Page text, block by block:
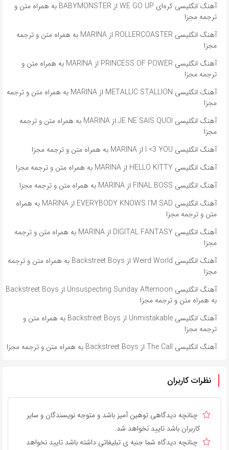
آهنگ انگلیسی کره‌ای WE GO UP از BABYMONSTER به همراه متن و
ترجمه مجزا
آهنگ انگلیسی ROLLERCOASTER از MARINA به همراه متن و ترجمه
مجزا
آهنگ انگلیسی PRINCESS OF POWER از MARINA به همراه متن و
ترجمه مجزا
آهنگ انگلیسی METALLIC STALLION از MARINA به همراه متن و ترجمه
مجزا
آهنگ انگلیسی JE NE SAIS QUOI از MARINA به همراه متن و ترجمه
مجزا
آهنگ انگلیسی I <3 YOU از MARINA به همراه متن و ترجمه مجزا
آهنگ انگلیسی HELLO KITTY از MARINA به همراه متن و ترجمه مجزا
آهنگ انگلیسی FINAL BOSS از MARINA به همراه متن و ترجمه مجزا
آهنگ انگلیسی EVERYBODY KNOWS I’M SAD از MARINA به همراه
متن و ترجمه مجزا
آهنگ انگلیسی DIGITAL FANTASY از MARINA به همراه متن و ترجمه
مجزا
آهنگ انگلیسی Weird World از Backstreet Boys به همراه متن و ترجمه
مجزا
آهنگ انگلیسی Unsuspecting Sunday Afternoon از Backstreet Boys
به همراه متن و ترجمه مجزا
آهنگ انگلیسی Unmistakable از Backstreet Boys به همراه متن و
ترجمه مجزا
آهنگ انگلیسی The Call از Backstreet Boys به همراه متن و ترجمه مجزا
نظرات کاربران
چنانچه دیدگاهی توهین آمیز باشد و متوجه نویسندگان و سایر
کاربران باشد تایید نخواهد شد.
چنانچه دیدگاه شما جنبه ی تبلیغاتی داشته باشد تایید نخواهد